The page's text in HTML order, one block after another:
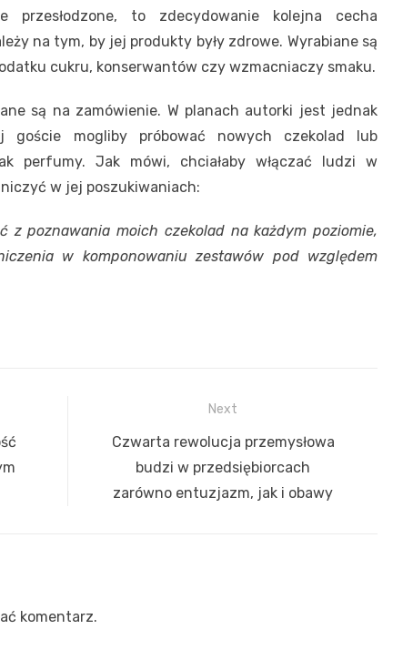
to zdecydowanie kolejna cecha
na tym, by jej produkty były zdrowe. Wyrabiane są
cukru, konserwantów czy wzmacniaczy smaku.
są na zamówienie. W planach autorki jest jednak
goście mogliby próbować nowych czekolad lub
perfumy. Jak mówi, chciałaby włączać ludzi w
w jej poszukiwaniach:
z poznawania moich czekolad na każdym poziomie,
w komponowaniu zestawów pod względem
Next
Next
post:
Czwarta rewolucja przemysłowa
budzi w przedsiębiorcach
zarówno entuzjazm, jak i obawy
komentarz.